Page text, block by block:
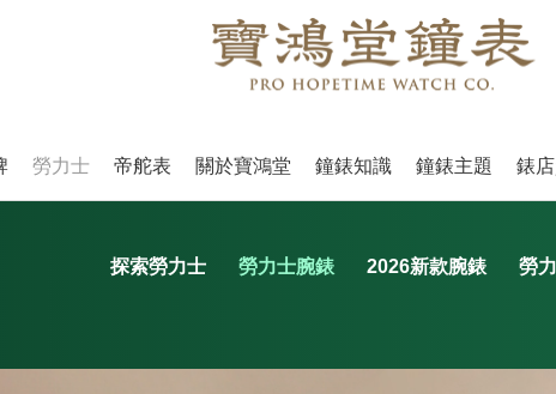
勞力士 帝舵表 關於寶鴻堂 鐘錶知識 鐘錶主題 錶
探索勞力士 勞力士腕錶 2026新款腕錶 勞